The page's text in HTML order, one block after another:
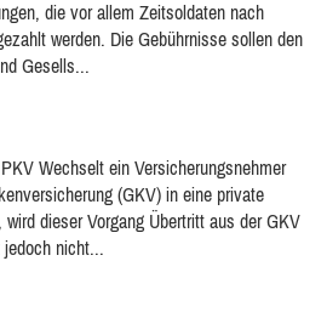
die vor allem Zeitsoldaten nach
werden. Die Gebührnisse sollen den
Gesells...
Wechselt ein Versicherungsnehmer
(GKV) in eine private
dieser Vorgang Übertritt aus der GKV
nicht...